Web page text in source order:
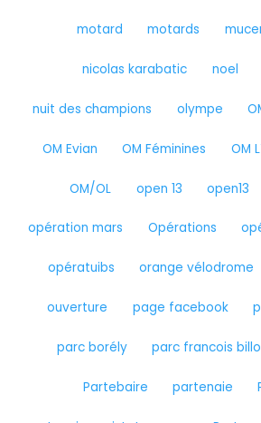
motard motards
nicolas karabatic noel
nuit des champions olympe
OM Evian OM Féminines OM
OM/OL open 13 open13
opération mars Opérations
opératuibs orange vélodrome
ouverture page facebook
parc borély parc francois
Partebaire partenaie